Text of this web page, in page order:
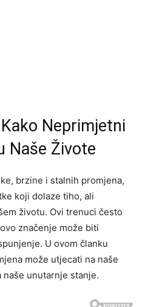
Neprimjetni
Naše Živote
brzine i stalnih promjena,
koji dolaze tiho, ali
životu. Ovi trenuci često
značenje može biti
U ovom članku
može utjecati na naše
naše unutarnje stanje.